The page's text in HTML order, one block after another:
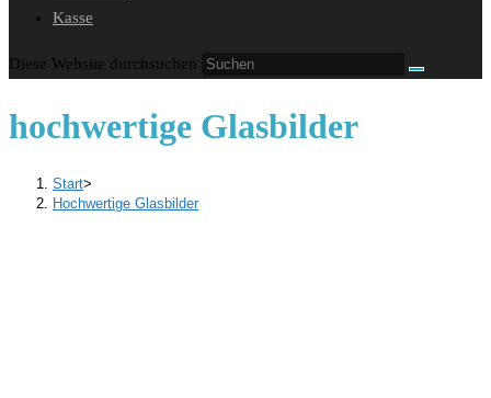
Kasse
Diese Website durchsuchen
hochwertige Glasbilder
Start>
Hochwertige Glasbilder